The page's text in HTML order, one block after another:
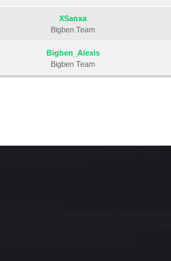
XSanxa
Bigben Team
Bigben_Alexis
Bigben Team